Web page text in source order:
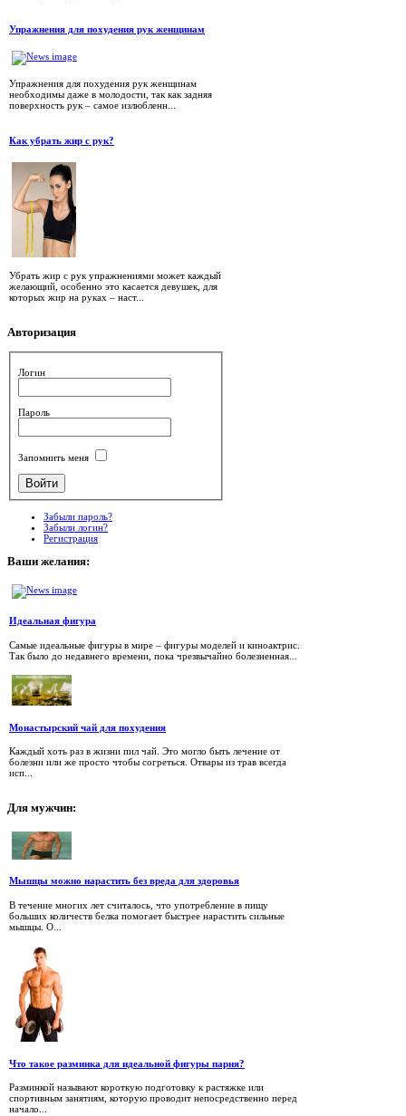
Упражнения для похудения рук женщинам
Упражнения для похудения рук женщинам
необходимы даже в молодости, так как задняя
поверхность рук – самое излюбленн...
Как убрать жир с рук?
Убрать жир с рук упражнениями может каждый
желающий, особенно это касается девушек, для
которых жир на руках – наст...
Авторизация
Логин
Пароль
Запомнить меня
Забыли пароль?
Забыли логин?
Регистрация
Ваши желания:
Идеальная фигура
Самые идеальные фигуры в мире – фигуры моделей и киноактрис.
Так было до недавнего времени, пока чрезвычайно болезненная...
Монастырский чай для похудения
Каждый хоть раз в жизни пил чай. Это могло быть лечение от
болезни или же просто чтобы согреться. Отвары из трав всегда
исп...
Для мужчин:
Мышцы можно нарастить без вреда для здоровья
В течение многих лет считалось, что употребление в пищу
больших количеств белка помогает быстрее нарастить сильные
мышцы. О...
Что такое разминка для идеальной фигуры парня?
Разминкой называют короткую подготовку к растяжке или
спортивным занятиям, которую проводит непосредственно перед
начало...